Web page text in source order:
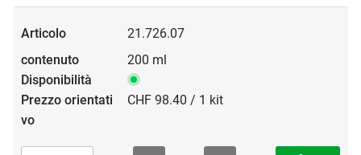
21.726.07
200 ml
CHF 98.40 / 1 kit